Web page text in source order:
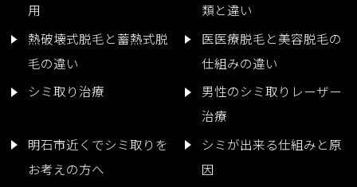
用
類と違い
熱破壊式脱毛と蓄熱式脱
毛の違い
医医療脱毛と美容脱毛の
仕組みの違い
シミ取り治療
男性のシミ取りレーザー
治療
明石市近くでシミ取りを
お考えの方へ
シミが出来る仕組みと原
因